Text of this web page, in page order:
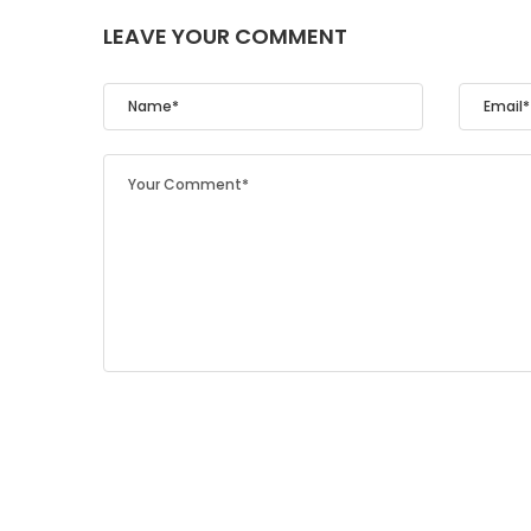
LEAVE YOUR COMMENT